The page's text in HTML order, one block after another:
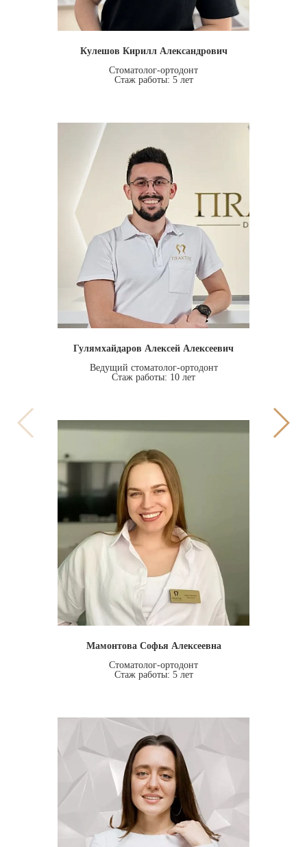
Кулешов Кирилл Александрович
Стоматолог-ортодонт
Стаж работы: 5 лет
Гулямхайдаров Алексей Алексеевич
Ведущий стоматолог-ортодонт
Стаж работы: 10 лет
Мамонтова Софья Алексеевна
Стоматолог-ортодонт
Стаж работы: 5 лет